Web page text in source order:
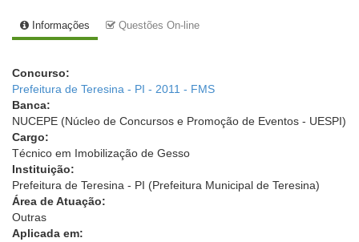
Informações Questões On-line
Concurso:
Prefeitura de Teresina - PI - 2011 - FMS
Banca:
NUCEPE (Núcleo de Concursos e Promoção de Eventos - UESPI)
Cargo:
Técnico em Imobilização de Gesso
Instituição:
Prefeitura de Teresina - PI (Prefeitura Municipal de Teresina)
Área de Atuação:
Outras
Aplicada em: